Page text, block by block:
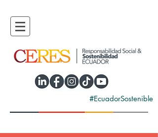
#EcuadorSostenible